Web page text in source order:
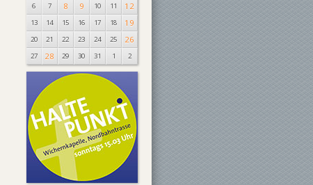
6 7 8 9 10 11 12
13 14 15 16 17 18 19
20 21 22 23 24 25 26
27 28 29 30 31 1 2